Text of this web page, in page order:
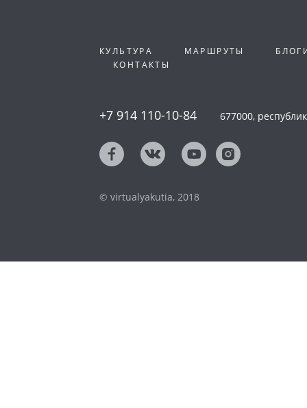
КУЛЬТУРА МАРШРУТЫ
КОНТАКТЫ
+7 914 110-10-84 677000,
© virtualyakutia, 2018